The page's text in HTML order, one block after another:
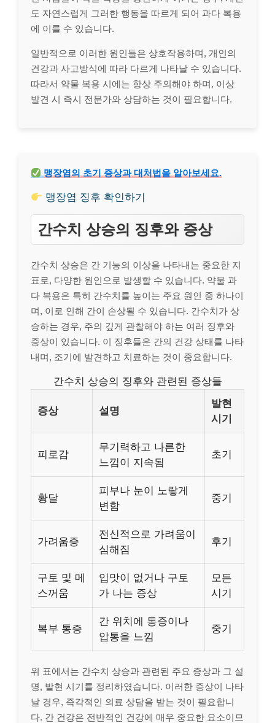
도 자연스럽게 그러한 행동을 따르게 되어 과다 복용
에 이를 수 있습니다.
일반적으로 이러한 원인들은 상호작용하며, 개인의
건강과 사고방식에 따라 다르게 나타날 수 있습니다.
따라서 약물 복용 시에는 항상 주의해야 하며, 이상
발견 시 즉시 전문가와 상담하는 것이 필요합니다.
맹장염의 초기 증상과 대처법을 알아보세요.
맹장염 징후 확인하기
간수치 상승의 징후와 증상
간수치 상승은 간 기능의 이상을 나타내는 중요한 지
표로, 다양한 원인으로 발생할 수 있습니다. 약물 과
다 복용은 특히 간수치를 높이는 주요 원인 중 하나이
며, 이로 인해 간이 손상될 수 있습니다. 간수치가 상
승하는 경우, 주의 깊게 관찰해야 하는 여러 징후와
증상이 있습니다. 이 징후들은 간의 건강 상태를 나타
내며, 조기에 발견하고 치료하는 것이 중요합니다.
간수치 상승의 징후와 관련된 증상들
증상 설명
발현
시기
피로감
무기력하고 나른한
느낌이 지속됨
초기
황달
피부나 눈이 노랗게
변함
중기
가려움증
전신적으로 가려움이
심해짐
후기
구토 및 메
스꺼움
입맛이 없거나 구토
가 나는 증상
모든
시기
복부 통증
간 위치에 통증이나
압통을 느낌
중기
위 표에서는 간수치 상승과 관련된 주요 증상과 그 설
명, 발현 시기를 정리하였습니다. 이러한 증상이 나타
날 경우, 즉각적인 의료 상담을 받는 것이 필요합니
다. 간 건강은 전반적인 건강에 매우 중요한 요소이므